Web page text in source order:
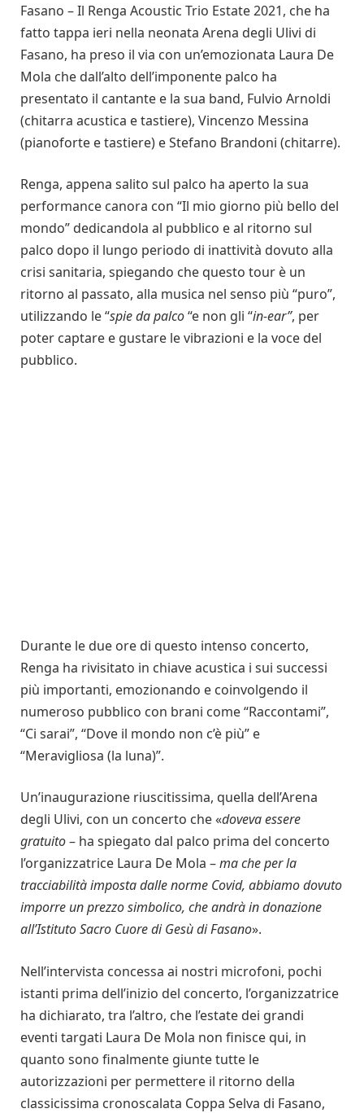
Fasano – Il Renga Acoustic Trio Estate 2021, che ha
fatto tappa ieri nella neonata Arena degli Ulivi di
Fasano, ha preso il via con un’emozionata Laura De
Mola che dall’alto dell’imponente palco ha
presentato il cantante e la sua band, Fulvio Arnoldi
(chitarra acustica e tastiere), Vincenzo Messina
(pianoforte e tastiere) e Stefano Brandoni (chitarre).
Renga, appena salito sul palco ha aperto la sua
performance canora con “Il mio giorno più bello del
mondo” dedicandola al pubblico e al ritorno sul
palco dopo il lungo periodo di inattività dovuto alla
crisi sanitaria, spiegando che questo tour è un
ritorno al passato, alla musica nel senso più “puro”,
utilizzando le “spie da palco“e non gli “in-ear”, per
poter captare e gustare le vibrazioni e la voce del
pubblico.
Durante le due ore di questo intenso concerto,
Renga ha rivisitato in chiave acustica i sui successi
più importanti, emozionando e coinvolgendo il
numeroso pubblico con brani come “Raccontami”,
“Ci sarai”, “Dove il mondo non c’è più” e
“Meravigliosa (la luna)”.
Un’inaugurazione riuscitissima, quella dell’Arena
degli Ulivi, con un concerto che «doveva essere
gratuito– ha spiegato dal palco prima del concerto
l’organizzatrice Laura De Mola –ma che per la
tracciabilità imposta dalle norme Covid, abbiamo dovuto
imporre un prezzo simbolico, che andrà in donazione
all’Istituto Sacro Cuore di Gesù di Fasano».
Nell’intervista concessa ai nostri microfoni, pochi
istanti prima dell’inizio del concerto, l’organizzatrice
ha dichiarato, tra l’altro, che l’estate dei grandi
eventi targati Laura De Mola non finisce qui, in
quanto sono finalmente giunte tutte le
autorizzazioni per permettere il ritorno della
classicissima cronoscalata Coppa Selva di Fasano,